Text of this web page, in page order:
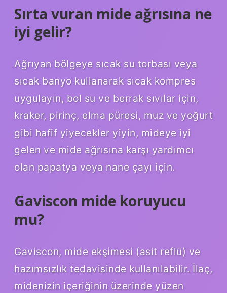
Sırta vuran mide ağrısına ne
iyi gelir?
Ağrıyan bölgeye sıcak su torbası veya
sıcak banyo kullanarak sıcak kompres
uygulayın, bol su ve berrak sıvılar için,
kraker, pirinç, elma püresi, muz ve yoğurt
gibi hafif yiyecekler yiyin, mideye iyi
gelen ve mide ağrısına karşı yardımcı
olan papatya veya nane çayı için.
Gaviscon mide koruyucu
mu?
Gaviscon, mide ekşimesi (asit reflü) ve
hazımsızlık tedavisinde kullanılabilir. İlaç,
midenizin içeriğinin üzerinde yüzen